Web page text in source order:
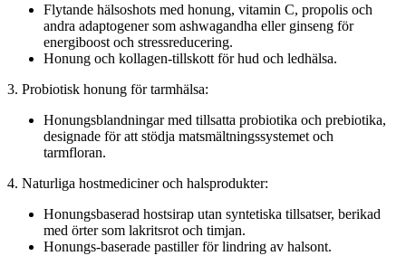
Flytande hälsoshots med honung, vitamin C, propolis och
andra adaptogener som ashwagandha eller ginseng för
energiboost och stressreducering.
Honung och kollagen-tillskott för hud och ledhälsa.
3. Probiotisk honung för tarmhälsa:
Honungsblandningar med tillsatta probiotika och prebiotika,
designade för att stödja matsmältningssystemet och
tarmfloran.
4. Naturliga hostmediciner och halsprodukter:
Honungsbaserad hostsirap utan syntetiska tillsatser, berikad
med örter som lakritsrot och timjan.
Honungs-baserade pastiller för lindring av halsont.